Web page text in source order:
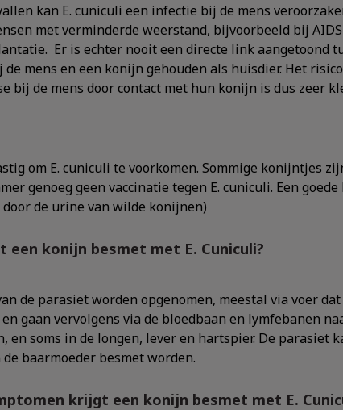
kan E. cuniculi een infectie bij de mens
met verminderde weerstand, bijvoorbeeld bij
Er is echter nooit een directe link aangetoond
mens en een konijn gehouden als huisdier. Het
bij de mens door contact met hun konijn is dus zeer
om E. cuniculi te voorkomen. Sommige konijntjes
genoeg geen vaccinatie tegen E. cuniculi. Een
de urine van wilde konijnen)
een konijn besmet met E. Cuniculi?
de parasiet worden opgenomen, meestal via voer
gaan vervolgens via de bloedbaan en lymfebanen
en soms in de longen, lever en hartspier. De parasiet
baarmoeder besmet worden.
krijgt een konijn besmet met E.